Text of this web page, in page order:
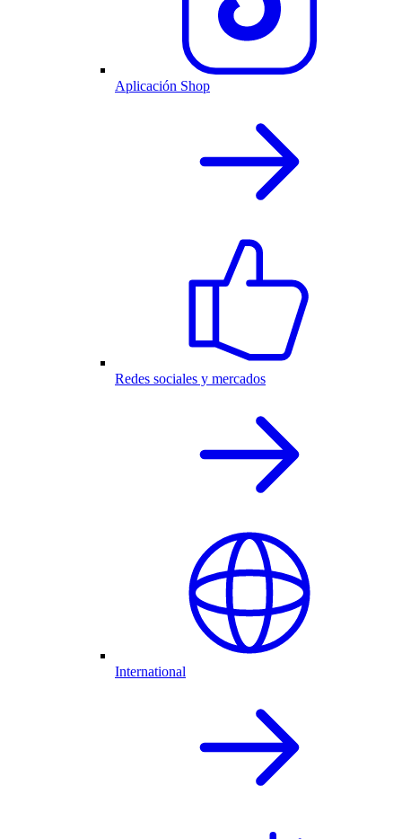
Aplicación Shop
Redes sociales y mercados
International